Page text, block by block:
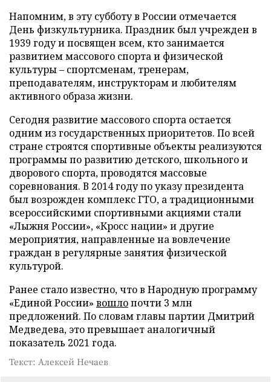
Напомним, в эту субботу в России отмечается
День физкультурника. Праздник был учрежден в
1939 году и посвящен всем, кто занимается
развитием массового спорта и физической
культуры – спортсменам, тренерам,
преподавателям, инструкторам и любителям
активного образа жизни.
Сегодня развитие массового спорта остается
одним из государственных приоритетов. По всей
стране строятся спортивные объекты реализуются
программы по развитию детского, школьного и
дворового спорта, проводятся массовые
соревнования. В 2014 году по указу президента
был возрожден комплекс ГТО, а традиционными
всероссийскими спортивными акциями стали
«Лыжня России», «Кросс нации» и другие
мероприятия, направленные на вовлечение
граждан в регулярные занятия физической
культурой.
Ранее стало известно, что в Народную программу
«Единой России» вошлопочти 3 млн
предложений. По словам главы партии Дмитрий
Медведева, это превышает аналогичный
показатель 2021 года.
Текст: Алексей Нечаев